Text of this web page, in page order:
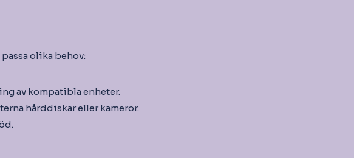
olika behov:
av kompatibla enheter.
hårddiskar eller kameror.